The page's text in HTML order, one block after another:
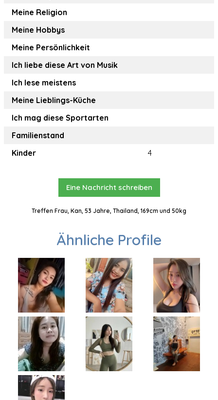
Meine Religion
Meine Hobbys
Meine Persönlichkeit
Ich liebe diese Art von Musik
Ich lese meistens
Meine Lieblings-Küche
Ich mag diese Sportarten
Familienstand
Kinder
4
Eine Nachricht schreiben
Treffen Frau, Kan, 53 Jahre, Thailand, 169cm und 50kg
Ähnliche Profile